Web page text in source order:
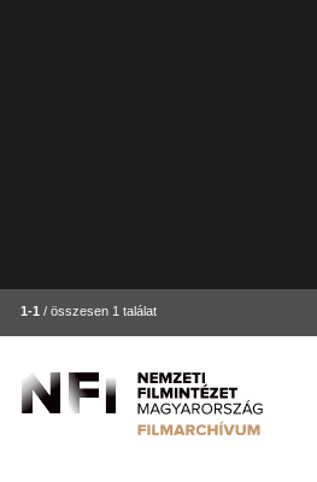
1-1 / összesen 1 találat